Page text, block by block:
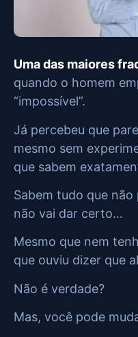
Uma das maiores
quando o homem
“impossível”.
Já percebeu que
mesmo sem
que sabem
Sabem tudo que
não vai dar certo…
Mesmo que nem
que ouviu dizer que
Não é verdade?
Mas, você pode